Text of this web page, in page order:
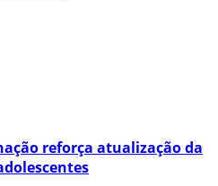
reforça atualização da